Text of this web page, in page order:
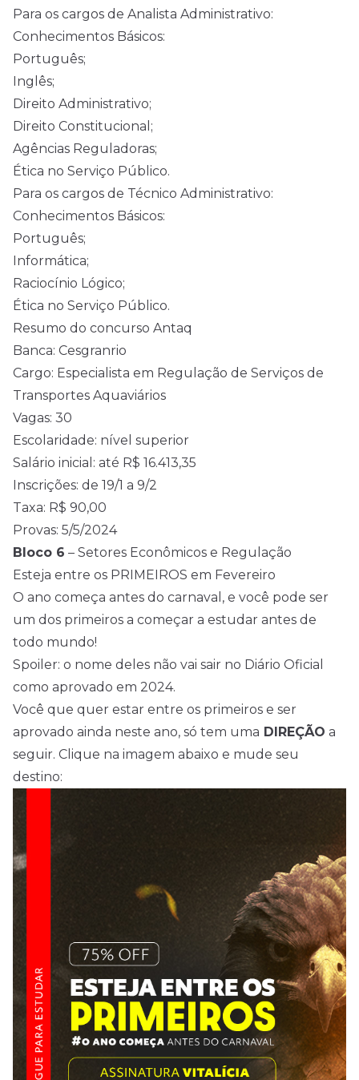
Para os cargos de Analista Administrativo:
Conhecimentos Básicos:
Português;
Inglês;
Direito Administrativo;
Direito Constitucional;
Agências Reguladoras;
Ética no Serviço Público.
Para os cargos de Técnico Administrativo:
Conhecimentos Básicos:
Português;
Informática;
Raciocínio Lógico;
Ética no Serviço Público.
Resumo do concurso Antaq
Banca: Cesgranrio
Cargo: Especialista em Regulação de Serviços de
Transportes Aquaviários
Vagas: 30
Escolaridade: nível superior
Salário inicial: até R$ 16.413,35
Inscrições: de 19/1 a 9/2
Taxa: R$ 90,00
Provas: 5/5/2024
Bloco 6 – Setores Econômicos e Regulação
Esteja entre os PRIMEIROS em Fevereiro
O ano começa antes do carnaval, e você pode ser
um dos primeiros a começar a estudar antes de
todo mundo!
Spoiler: o nome deles não vai sair no Diário Oficial
como aprovado em 2024.
Você que quer estar entre os primeiros e ser
aprovado ainda neste ano, só tem uma DIREÇÃO a
seguir. Clique na imagem abaixo e mude seu
destino: